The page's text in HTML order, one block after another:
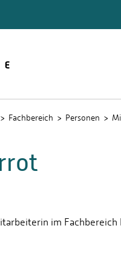
Studierende
Fachbereich Personen
im Fachbereich